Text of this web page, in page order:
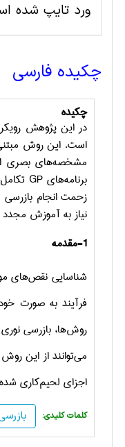
ورد تایپ شده
چکیده فارسی
چکیده
در این پژوهش
است. این روش
مشخصه‌های بصری
برنامه‌های GP
زحمت انجام بازرسی
نیاز به آموزش
1- مقدمه
شناسایینقص‌های
فرآیند به صورت
روش‌ها، بازرسی
می‌تواننداز این
اجزای لحیم‌کاری
:کلمات کلیدی